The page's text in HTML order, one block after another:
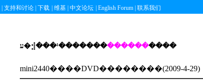
| 支持和讨论 | 下载 | 维基 | 中文论坛 | English Forum | 联系我们
ע�⣺���¹�����������������
mini2440����DVD��������(2009-4-29)